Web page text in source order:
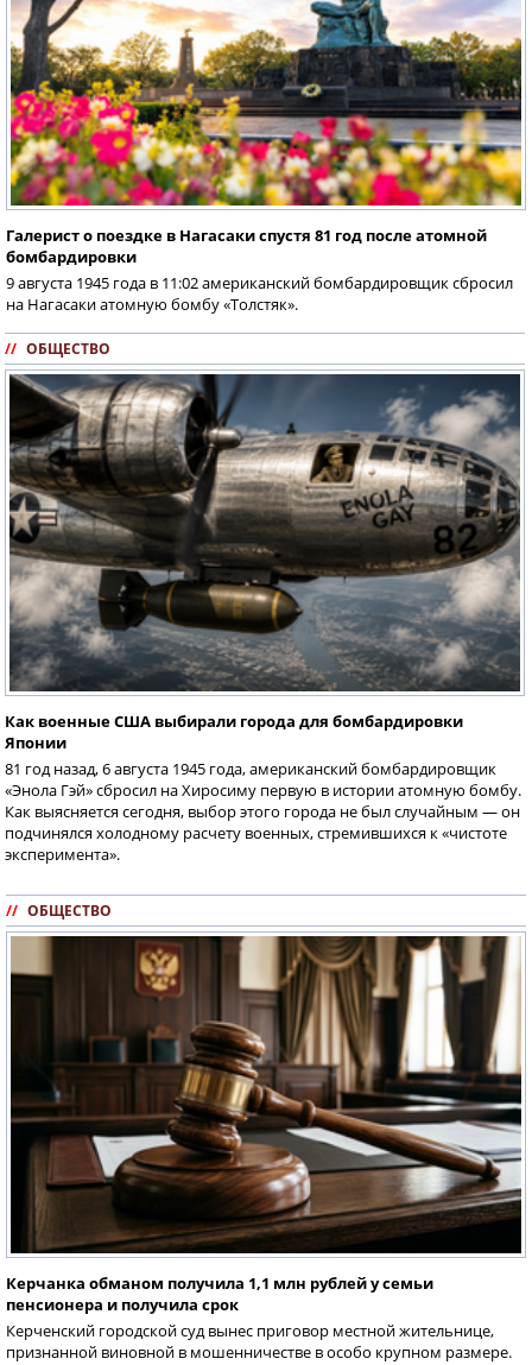
Галерист о поездке в Нагасаки спустя 81 год после атомной
бомбардировки
9 августа 1945 года в 11:02 американский бомбардировщик сбросил
на Нагасаки атомную бомбу «Толстяк».
// ОБЩЕСТВО
Как военные США выбирали города для бомбардировки
Японии
81 год назад, 6 августа 1945 года, американский бомбардировщик
«Энола Гэй» сбросил на Хиросиму первую в истории атомную бомбу.
Как выясняется сегодня, выбор этого города не был случайным — он
подчинялся холодному расчету военных, стремившихся к «чистоте
эксперимента».
// ОБЩЕСТВО
Керчанка обманом получила 1,1 млн рублей у семьи
пенсионера и получила срок
Керченский городской суд вынес приговор местной жительнице,
признанной виновной в мошенничестве в особо крупном размере.